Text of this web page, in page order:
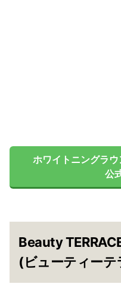
ホワイトニングラ
公
Beauty
(ビューティーテ